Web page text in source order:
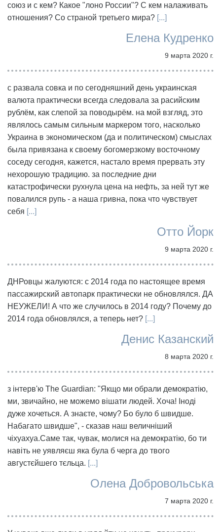
союз и с кем? Какое "лоно России"? С кем налаживать
отношения? Со страной третьего мира? [...]
Елена Кудренко
9 марта 2020 г.
с развала совка и по сегодняшний день украинская
валюта практически всегда следовала за расийским
рублём, как слепой за поводырём. на мой взгляд, это
являлось самым сильным маркером того, насколько
Украина в экономическом (да и политическом) смыслах
была привязана к своему богомерзкому восточному
соседу сегодня, кажется, настало время прервать эту
нехорошую традицию. за последние дни
катастрофически рухнула цена на нефть, за ней тут же
повалился рупь - а наша гривна, пока что чувствует
себя [...]
Отто Йорк
9 марта 2020 г.
ДНРовцы жалуются: с 2014 года по настоящее время
пассажирский автопарк практически не обновлялся. ДА
НЕУЖЕЛИ! А что же случилось в 2014 году? Почему до
2014 года обновлялся, а теперь нет? [...]
Денис Казанский
8 марта 2020 г.
з інтерв'ю The Guardian: "Якщо ми обрали демократію,
ми, звичайно, не можемо вішати людей. Хоча! Іноді
дуже хочеться. А знаєте, чому? Бо було б швидше.
Набагато швидше", - сказав наш величніший
чіхуахуа.Саме так, чувак, молися на демократію, бо ти
навіть не уявляєш яка була б черга до твого
августєйшего тєльца. [...]
Олена Добровольська
7 марта 2020 г.